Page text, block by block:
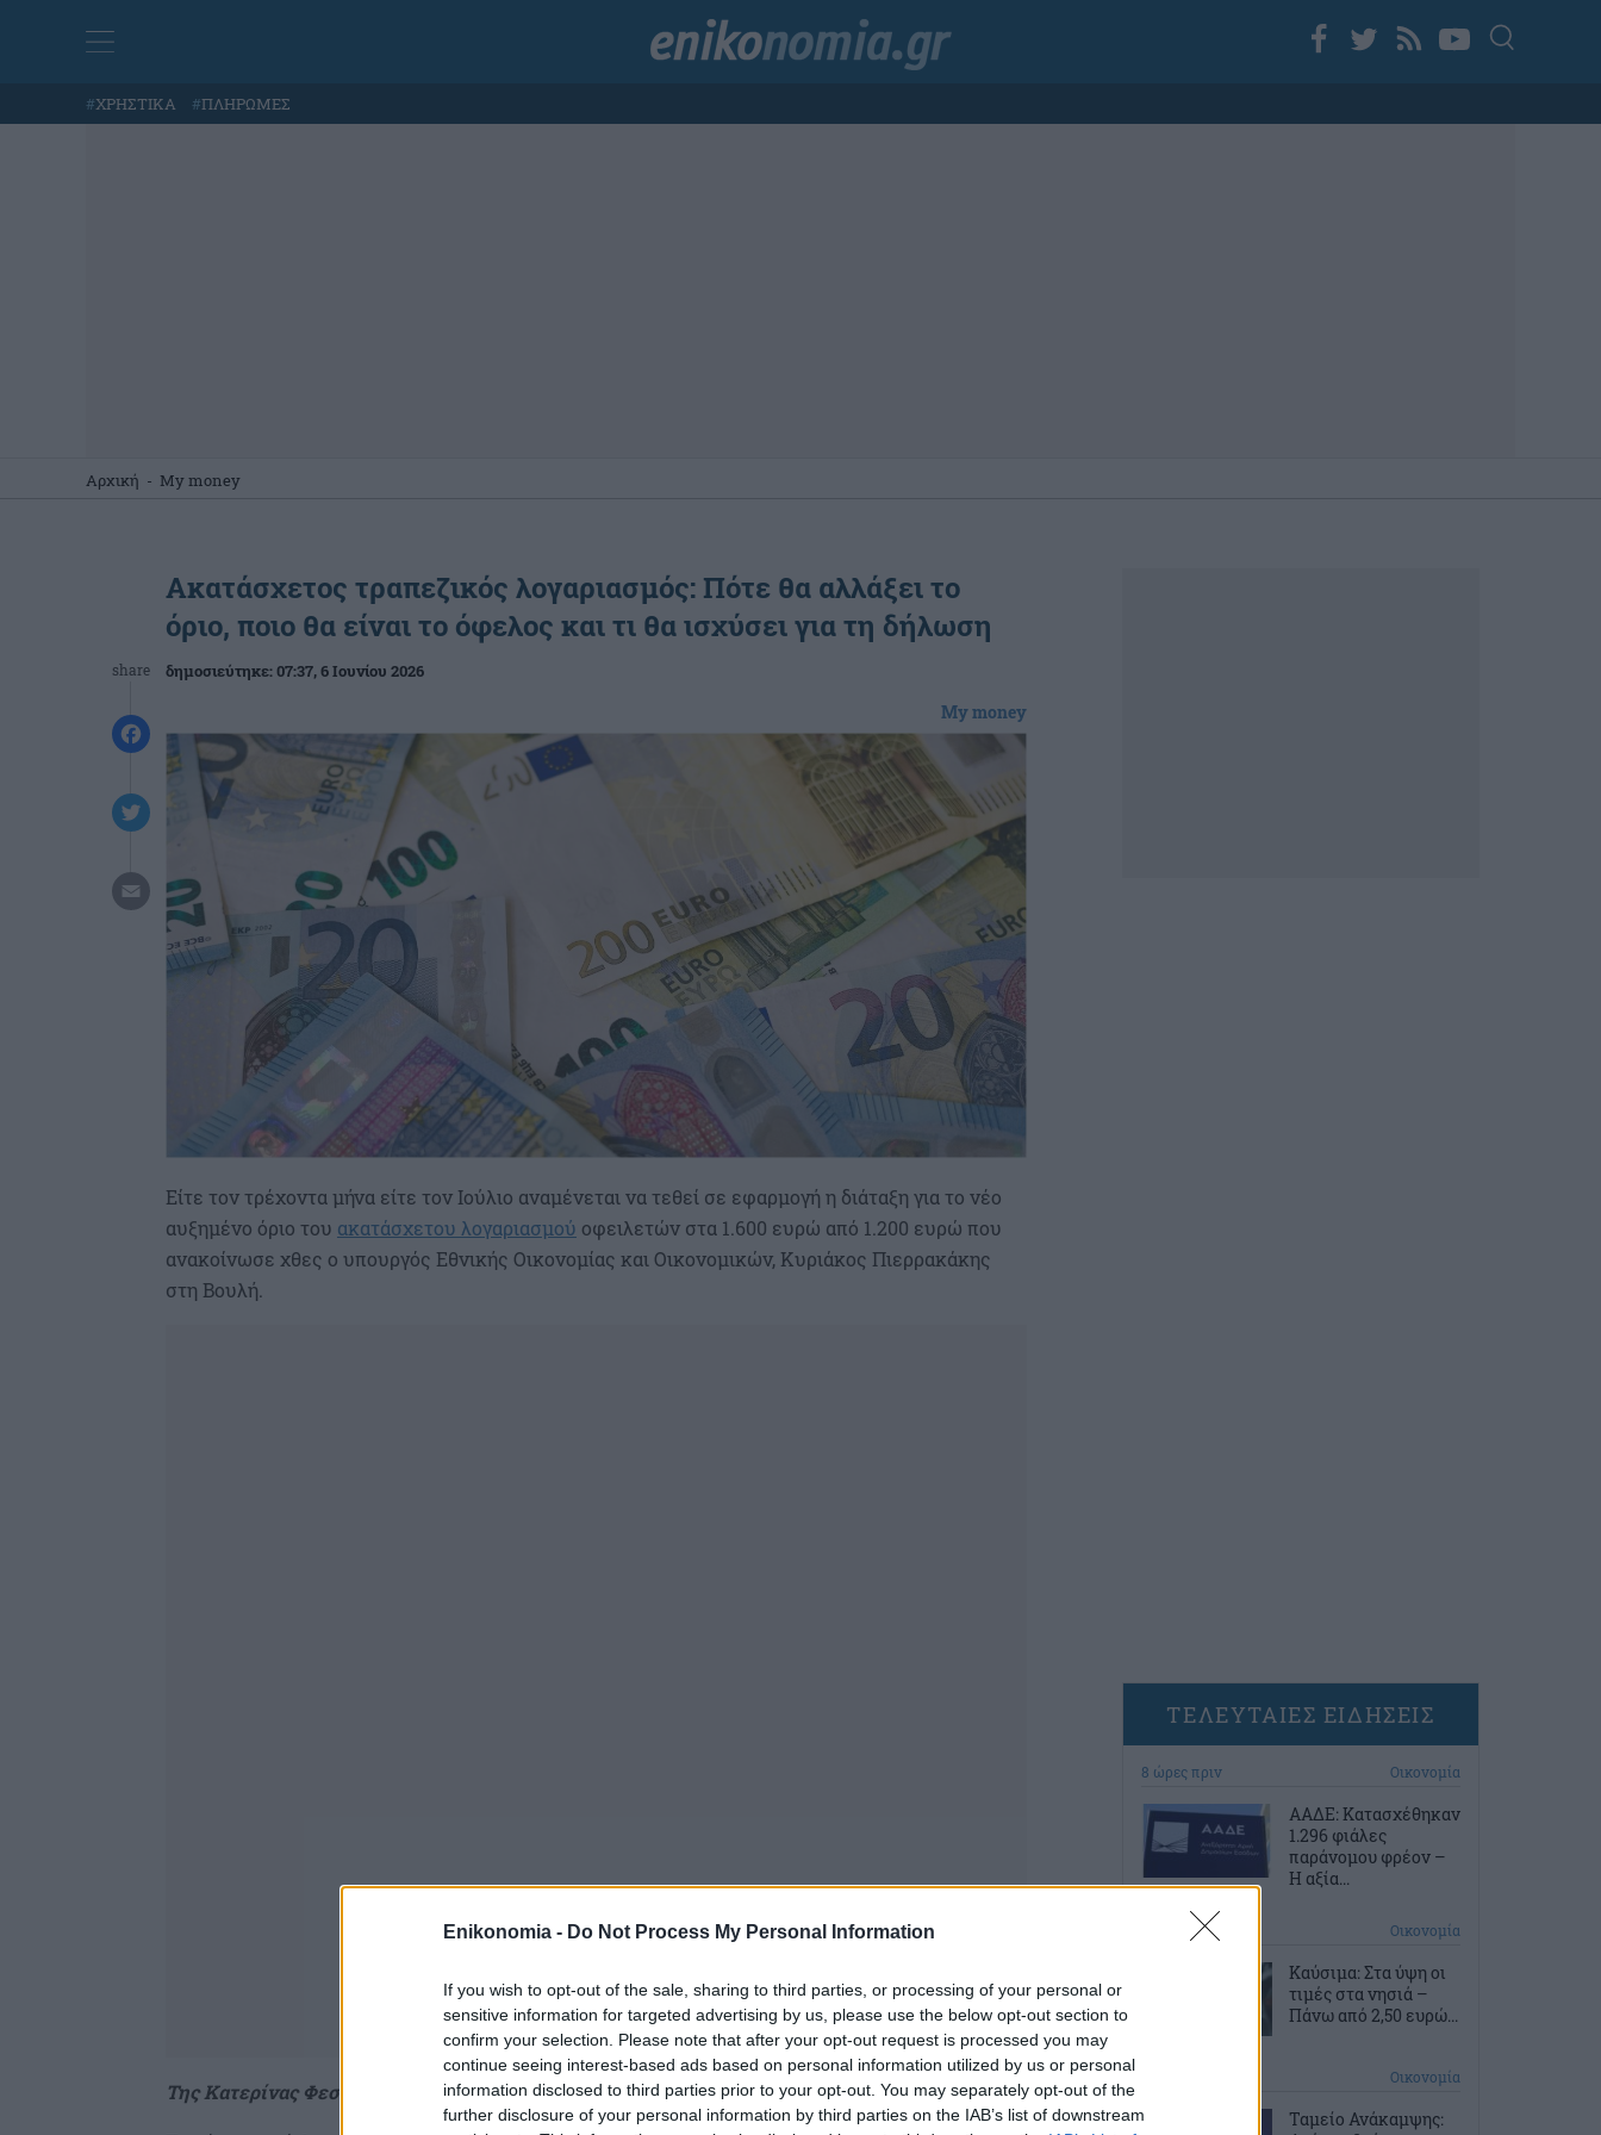
Enikonomia - Do Not Process My Personal Information
If you wish to opt-out of the sale, sharing to third parties, or processing of your personal or
sensitive information for targeted advertising by us, please use the below opt-out section to
confirm your selection. Please note that after your opt-out request is processed you may
continue seeing interest-based ads based on personal information utilized by us or personal
information disclosed to third parties prior to your opt-out. You may separately opt-out of the
further disclosure of your personal information by third parties on the IAB’s list of downstream
#ΧΡΗΣΤΙΚΑ #ΠΛΗΡΩΜΕΣ
Αρχική - My money
share
Ακατάσχετος τραπεζικός λογαριασμός: Πότε θα αλλάξει το
όριο, ποιο θα είναι το όφελος και τι θα ισχύσει για τη δήλωση
δημοσιεύτηκε:07:37, 6 Ιουνίου 2026
My money
Είτε τον τρέχοντα μήνα είτε τον Ιούλιο αναμένεται να τεθεί σε εφαρμογή η διάταξη για το νέο
αυξημένο όριο του ακατάσχετου λογαριασμού οφειλετών στα 1.600 ευρώ από 1.200 ευρώ που
ανακοίνωσε χθες ο υπουργός Εθνικής Οικονομίας και Οικονομικών, Κυριάκος Πιερρακάκης
στη Βουλή.
Της Κατερίνας Φεσσά
ΤΕΛΕΥΤΑΙΕΣ ΕΙΔΗΣΕΙΣ
8 ώρες πριν Οικονομία
ΑΑΔΕ: Κατασχέθηκαν
1.296 φιάλες
παράνομου φρέον –
Η αξία...
8 ώρες πριν Οικονομία
Καύσιμα: Στα ύψη οι
τιμές στα νησιά –
Πάνω από 2,50 ευρώ...
Οικονομία
Ταμείο Ανάκαμψης: